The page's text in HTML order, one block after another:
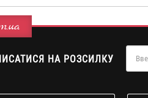
НА РОЗСИЛКУ